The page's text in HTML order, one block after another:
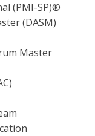
(PMI-SP)®
(DASM)
Master